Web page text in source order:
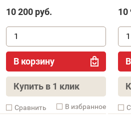
10 200 руб.
В корзину
Купить в 1 клик
Cравнить В избранное
10